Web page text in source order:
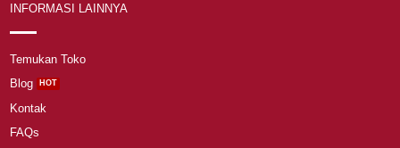
INFORMASI LAINNYA
Temukan Toko
Blog
Kontak
FAQs